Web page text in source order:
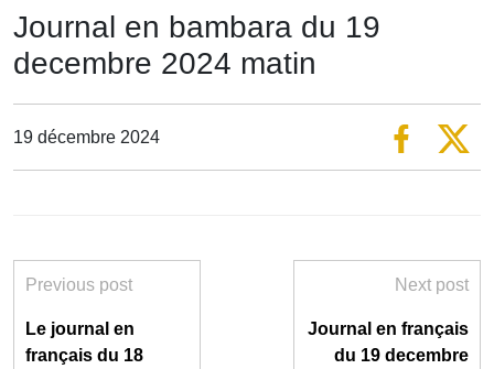
Journal en bambara du 19
decembre 2024 matin
19 décembre 2024
Previous post
Le journal en
français du 18
Next post
Journal en français
du 19 decembre